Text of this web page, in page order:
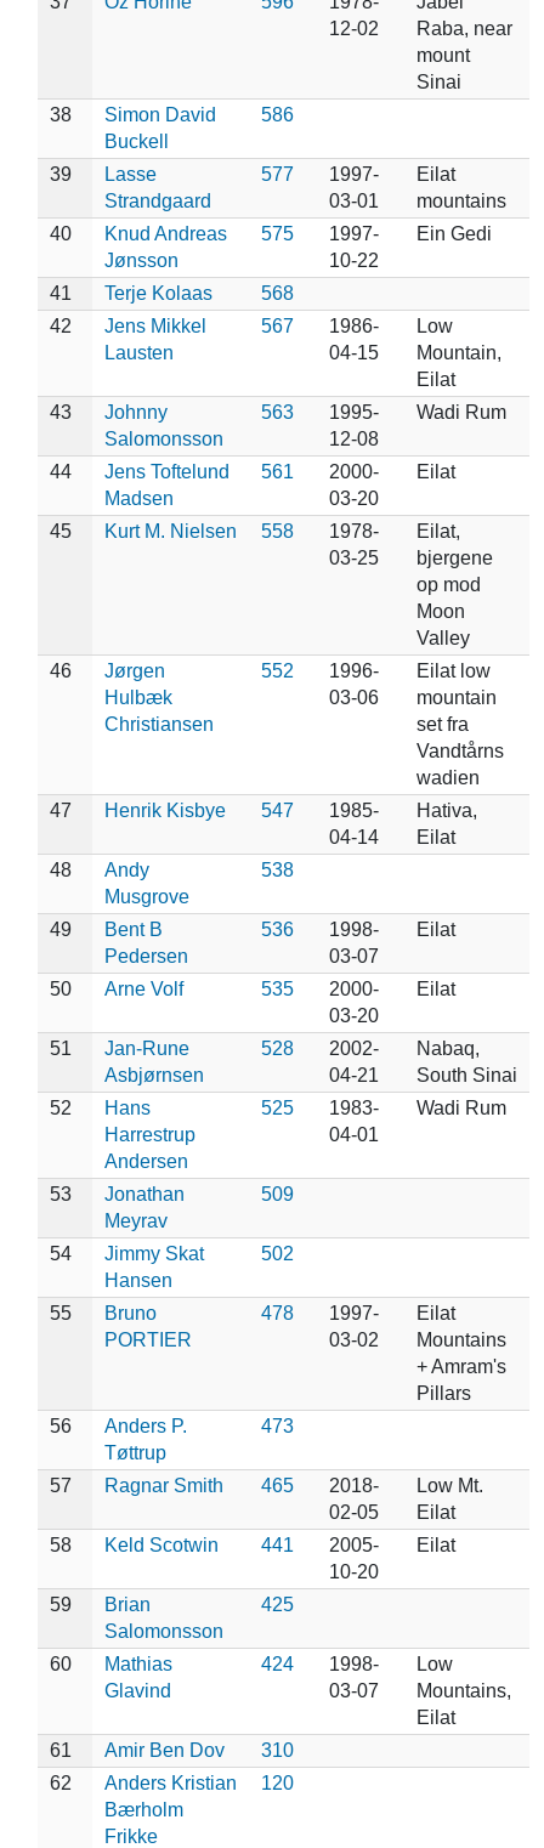
12-02
Raba, near
mount
Sinai
38
Simon David
Buckell
586
39
Lasse
Strandgaard
577
1997-
03-01
Eilat
mountains
40
Knud Andreas
Jønsson
575
1997-
10-22
Ein Gedi
41 Terje Kolaas
568
42
Jens Mikkel
Lausten
567
1986-
04-15
Low
Mountain,
Eilat
43
Johnny
Salomonsson
563
1995-
12-08
Wadi Rum
44
Jens Toftelund
Madsen
561
2000-
03-20
Eilat
45 Kurt M. Nielsen 558
1978-
03-25
Eilat,
bjergene
op mod
Moon
Valley
46
Jørgen
Hulbæk
Christiansen
552
1996-
03-06
Eilat low
mountain
set fra
Vandtårns
wadien
47
Henrik Kisbye 547
1985-
04-14
Hativa,
Eilat
48
Andy
Musgrove
538
49
Bent B
Pedersen
536
1998-
03-07
Eilat
50 Arne Volf 535
2000-
03-20
Eilat
51
Jan-Rune
Asbjørnsen
528
2002-
04-21
Nabaq,
South Sinai
52
Hans
Harrestrup
Andersen
525
1983-
04-01
Wadi Rum
53
Jonathan
Meyrav
509
54
Jimmy Skat
Hansen
502
55
Bruno
PORTIER
478
1997-
03-02
Eilat
Mountains
+ Amram's
Pillars
56
Anders P.
Tøttrup
473
57 Ragnar Smith 465
2018-
02-05
Low Mt.
Eilat
58
Keld Scotwin 441
2005-
10-20
Eilat
59
Brian
Salomonsson
425
60
Mathias
Glavind
424
1998-
03-07
Low
Mountains,
Eilat
61
Amir Ben Dov
310
62
Anders Kristian
Bærholm
Frikke
120